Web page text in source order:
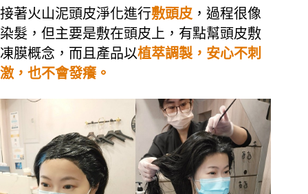
接著火山泥頭皮淨化進行敷頭皮 ，過程很像
染髮，但主要是敷在頭皮上，有點幫頭皮敷
凍膜概念，而且產品以植萃調製，安心不刺
激，也不會發癢。